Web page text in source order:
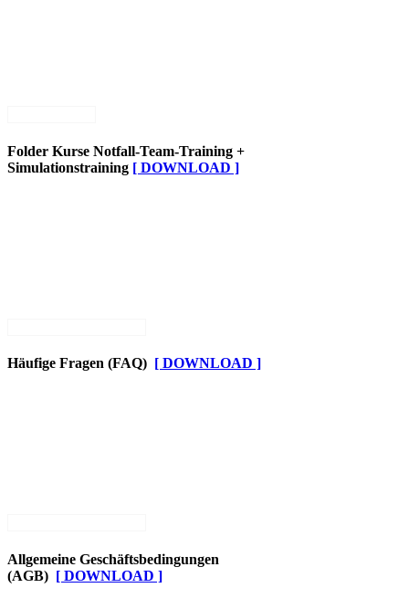
Folder Kurse Notfall-Team-Training +
Simulationstraining [ DOWNLOAD ]
Häufige Fragen (FAQ) [ DOWNLOAD ]
Allgemeine Geschäftsbedingungen
(AGB) [ DOWNLOAD ]